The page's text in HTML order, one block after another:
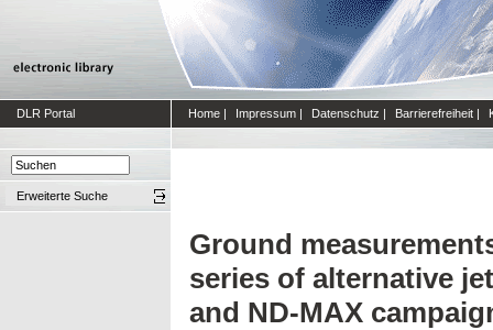
DLR Portal Home | Impressum | Datenschutz | Barrierefreiheit |
Erweiterte Suche
Ground
series of alternative
and ND-MAX